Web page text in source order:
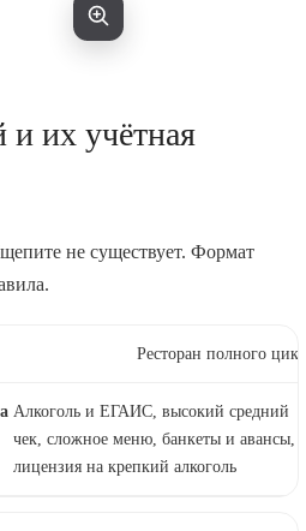
и их учётная
не существует. Формат
Ресторан полного
Алкоголь и ЕГАИС, высокий средний
чек, сложное меню, банкеты и авансы,
лицензия на крепкий алкоголь